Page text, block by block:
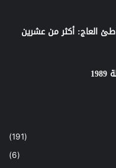
العاج: أكثر من عشرين
(191)
(6)